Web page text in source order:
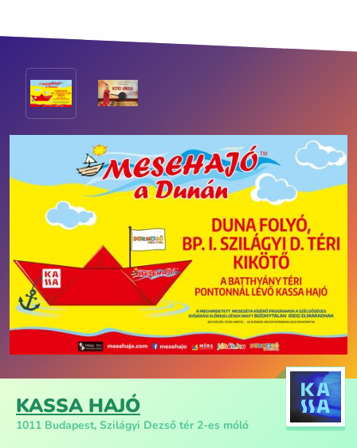
KASSA HAJÓ
1011 Budapest, Szilágyi Dezső tér 2-es móló